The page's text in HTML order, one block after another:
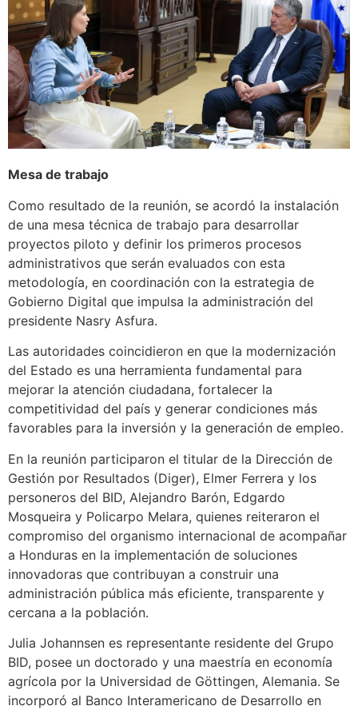
Mesa de trabajo
Como resultado de la reunión, se acordó la instalación
de una mesa técnica de trabajo para desarrollar
proyectos piloto y definir los primeros procesos
administrativos que serán evaluados con esta
metodología, en coordinación con la estrategia de
Gobierno Digital que impulsa la administración del
presidente Nasry Asfura.
Las autoridades coincidieron en que la modernización
del Estado es una herramienta fundamental para
mejorar la atención ciudadana, fortalecer la
competitividad del país y generar condiciones más
favorables para la inversión y la generación de empleo.
En la reunión participaron el titular de la Dirección de
Gestión por Resultados (Diger), Elmer Ferrera y los
personeros del BID, Alejandro Barón, Edgardo
Mosqueira y Policarpo Melara, quienes reiteraron el
compromiso del organismo internacional de acompañar
a Honduras en la implementación de soluciones
innovadoras que contribuyan a construir una
administración pública más eficiente, transparente y
cercana a la población.
Julia Johannsen es representante residente del Grupo
BID, posee un doctorado y una maestría en economía
agrícola por la Universidad de Göttingen, Alemania. Se
incorporó al Banco Interamericano de Desarrollo en